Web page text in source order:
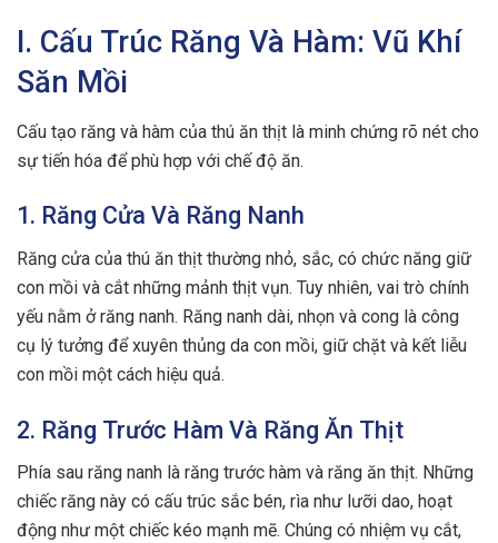
I. Cấu Trúc Răng Và Hàm: Vũ Khí
Săn Mồi
Cấu tạo răng và hàm của thú ăn thịt là minh chứng rõ nét cho
sự tiến hóa để phù hợp với chế độ ăn.
1. Răng Cửa Và Răng Nanh
Răng cửa của thú ăn thịt thường nhỏ, sắc, có chức năng giữ
con mồi và cắt những mảnh thịt vụn. Tuy nhiên, vai trò chính
yếu nằm ở răng nanh. Răng nanh dài, nhọn và cong là công
cụ lý tưởng để xuyên thủng da con mồi, giữ chặt và kết liễu
con mồi một cách hiệu quả.
2. Răng Trước Hàm Và Răng Ăn Thịt
Phía sau răng nanh là răng trước hàm và răng ăn thịt. Những
chiếc răng này có cấu trúc sắc bén, rìa như lưỡi dao, hoạt
động như một chiếc kéo mạnh mẽ. Chúng có nhiệm vụ cắt,